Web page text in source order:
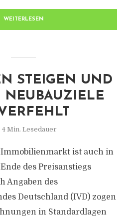
WEITERLESEN
STEIGEN UND
NEUBAUZIELE
4 Min. Lesedauer
ist auch in
des Preisanstiegs
Angaben des
Deutschland (IVD) zogen
in Standardlagen